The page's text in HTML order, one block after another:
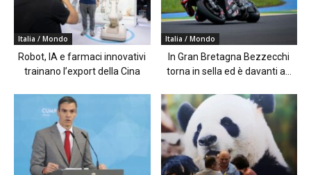
Italia / Mondo
Robot, IA e farmaci innovativi
trainano l’export della Cina
Italia / Mondo
In Gran Bretagna Bezzecchi
torna in sella ed è davanti a...